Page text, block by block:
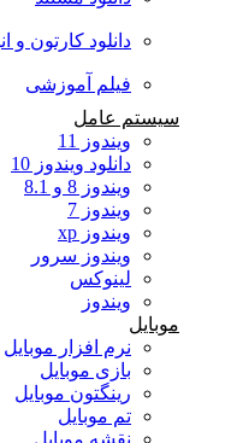
دانلود کارتون و انیمیشن
فیلم آموزشی
سیستم عامل
ویندوز 11
دانلود ویندوز 10
ویندوز 8 و 8.1
ویندوز 7
ویندوز xp
ویندوز سرور
لینوکس
ویندوز
نرم افزار موبایل
بازی موبایل
رینگتون موبایل
تم موبایل
نقشه موبایل